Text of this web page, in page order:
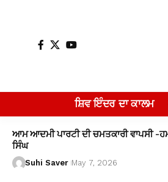
ਸ਼ਿਵ ਇੰਦਰ ਦਾ ਕਾਲਮ
ਆਮ ਆਦਮੀ ਪਾਰਟੀ ਦੀ ਚਮਤਕਾਰੀ ਵਾਪਸੀ -
ਸਿੰਘ
Suhi Saver May 7, 2026